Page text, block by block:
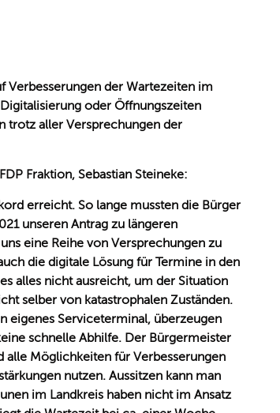
Verbesserungen der Wartezeiten im
oder Öffnungszeiten
trotz aller Versprechungen der
Fraktion, Sebastian Steineke:
erreicht. So lange mussten die Bürger
unseren Antrag zu längeren
eine Reihe von Versprechungen zu
die digitale Lösung für Termine in den
alles nicht ausreicht, um der Situation
selber von katastrophalen Zuständen.
eigenes Serviceterminal, überzeugen
schnelle Abhilfe. Der Bürgermeister
alle Möglichkeiten für Verbesserungen
nutzen. Aussitzen kann man
im Landkreis haben nicht im Ansatz